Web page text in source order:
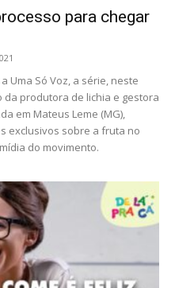
para chegar
Uma Só Voz, a série, neste
da produtora de lichia e gestora
em Mateus Leme (MG),
exclusivos sobre a fruta no
do movimento.